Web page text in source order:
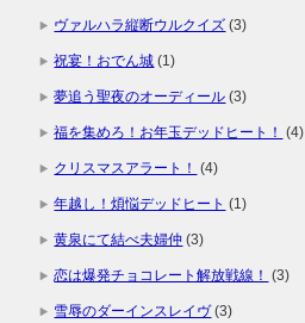
ヴァルハラ縦断ウルクイズ (3)
祝宴！おでん城 (1)
夢追う聖夜のオーディール (3)
福を集めろ！お年玉デッドヒート！ (4)
クリスマスアラート！ (4)
年越し！煩悩デッドヒート (1)
黄泉にて結べ夫婦仲 (3)
恋は爆発チョコレート解放戦線！ (3)
雪辱のダーインスレイヴ(3)